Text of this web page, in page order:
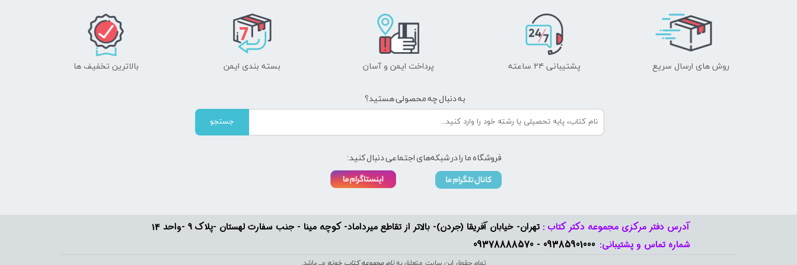
09385901000 - 09378888570​​​​​​​
آدرس دفتر مرکزی مجموعه دکتر کتاب : تهران- خیابان آفریقا (جردن)- بالاتر از تقاطع میرداماد- کوچه مینا - جنب سفارت لهستان -پلاک 9 -واحد 14
شماره تماس و پشتیبانی: ​​​​​​​
روش های ارسال سریع پشتیبانی ۲۴ ساعته پرداخت ایمن و ​​​​​​​آسان بسته بندی ایمن بالاترین تخفیف ها
به دنبال چه محصولی هستید؟
جستجو
فروشگاه ما را در شبکه‌های اجتماعی دنبال کنید: